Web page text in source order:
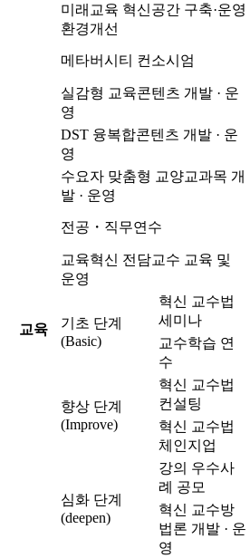
교육
미래교육 혁신공간 구축·운영
환경개선
메타버시티 컨소시엄
실감형 교육콘텐츠 개발 · 운
영
DST 융복합콘텐츠 개발 · 운
영
수요자 맞춤형 교양교과목 개
발 · 운영
전공・직무연수
교육혁신 전담교수 교육 및
운영
기초 단계
(Basic)
혁신 교수법
세미나
교수학습 연
수
향상 단계
(Improve)
혁신 교수법
컨설팅
혁신 교수법
체인지업
심화 단계
(deepen)
강의 우수사
례 공모
혁신 교수방
법론 개발 · 운
영